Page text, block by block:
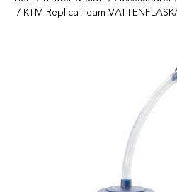
/ KTM Replica Team